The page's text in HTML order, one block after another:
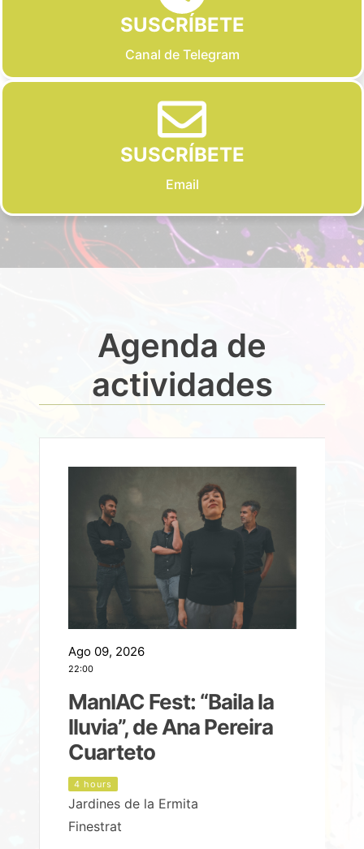
SUSCRÍBETE
Canal de Telegram
SUSCRÍBETE
Email
Agenda de
actividades
Ago 09, 2026
22:00
ManIAC Fest: “Baila la
lluvia”, de Ana Pereira
Cuarteto
4 hours
Jardines de la Ermita
Finestrat